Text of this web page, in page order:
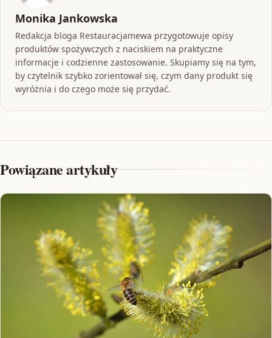
Monika Jankowska
Redakcja bloga Restauracjamewa przygotowuje opisy
produktów spożywczych z naciskiem na praktyczne
informacje i codzienne zastosowanie. Skupiamy się na tym,
by czytelnik szybko zorientował się, czym dany produkt się
wyróżnia i do czego może się przydać.
Powiązane artykuły